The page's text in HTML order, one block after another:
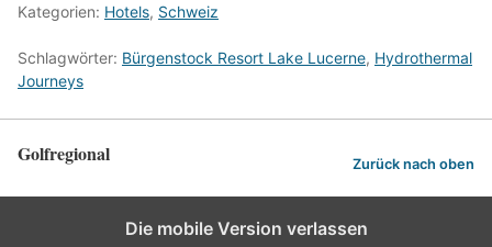
Kategorien: Hotels, Schweiz
Schlagwörter: Bürgenstock Resort Lake Lucerne, Hydrothermal
Journeys
Golfregional Zurück nach oben
Die mobile Version verlassen